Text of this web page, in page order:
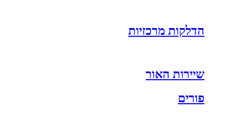
הדלקות מרכזיות
שיירות האור
פורים